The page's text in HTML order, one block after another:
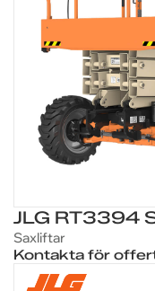
JLG RT3394
Saxliftar
Kontakta för